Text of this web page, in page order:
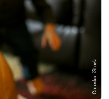
Снимка: iStock